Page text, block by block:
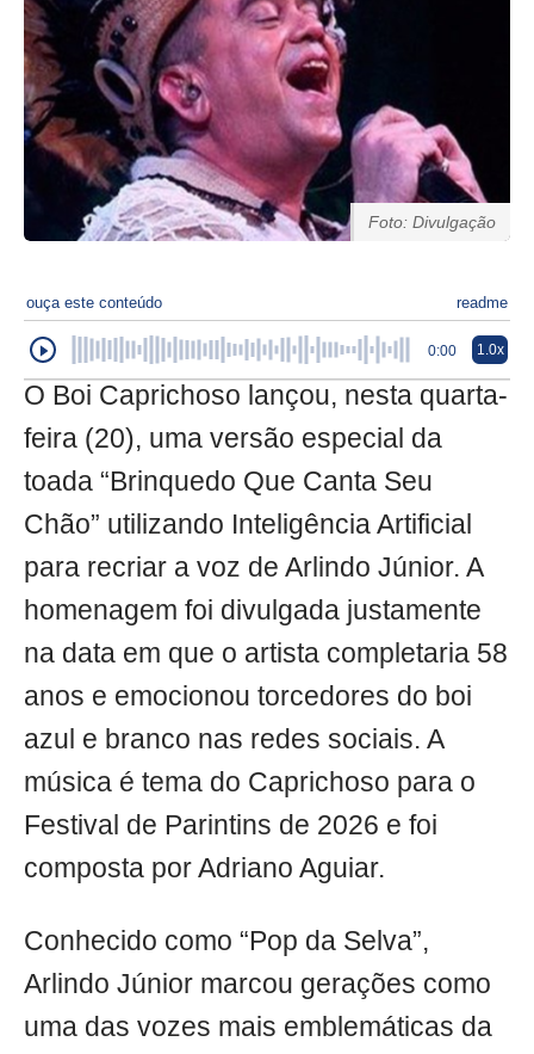
Foto: Divulgação
ouça este conteúdo readme
0:00 1.0x
O Boi Caprichoso lançou, nesta quarta-
feira (20), uma versão especial da
toada “Brinquedo Que Canta Seu
Chão” utilizando Inteligência Artificial
para recriar a voz de Arlindo Júnior. A
homenagem foi divulgada justamente
na data em que o artista completaria 58
anos e emocionou torcedores do boi
azul e branco nas redes sociais. A
música é tema do Caprichoso para o
Festival de Parintins de 2026 e foi
composta por Adriano Aguiar.
Conhecido como “Pop da Selva”,
Arlindo Júnior marcou gerações como
uma das vozes mais emblemáticas da